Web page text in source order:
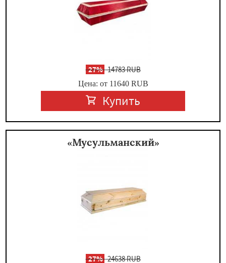
-27%14783 RUB
Цена: от 11640 RUB
Купить
«Мусульманский»
-27%24638 RUB